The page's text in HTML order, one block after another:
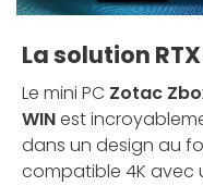
La solution
Le mini PC Zotac
WINest
dans un design au
compatible 4K avec